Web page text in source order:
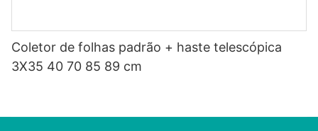
Coletor de folhas padrão + haste telescópica
3X35 40 70 85 89 cm